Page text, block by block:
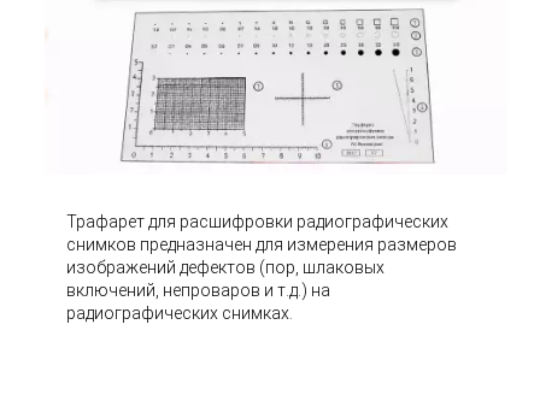
Трафарет для расшифровки радиографических
снимков предназначен для измерения размеров
изображений дефектов (пор, шлаковых
включений, непроваров и т.д.) на
радиографических снимках.